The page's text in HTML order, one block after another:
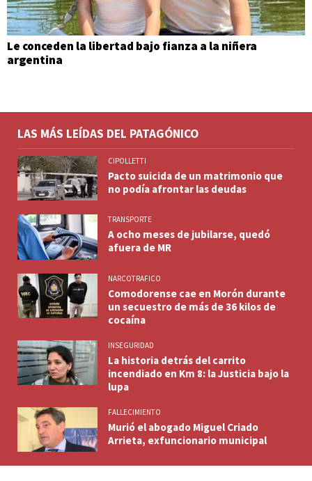
Le conceden la libertad bajo fianza a la niñera
argentina
LAS MÁS LEÍDAS DEL PATAGÓNICO
CIPOLLETTI
Pacto suicida de un matrimonio que
no podía afrontar las deudas
TRANSPORTE
A ocho meses de jubilarse, quedó
afuera de MR
NARCOTRAFICO
Comodorense cae en Morón durante
un secuestro de más de 36 kilos de
cocaína
INSEGURIDAD
La historia detrás del carrito
incendiado en Km 8: la Justicia bajo la
lupa
FALLECIMIENTO
Murió el abogado Miguel Criado
Arrieta, exfuncionario municipal